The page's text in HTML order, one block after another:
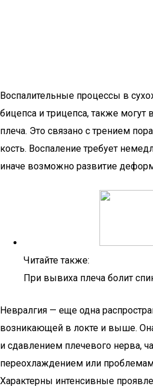
Воспалительные процессы в
бицепса и трицепса, также могут
плеча. Это связано с трением
кость. Воспаление требует
иначе возможно развитие
Читайте также:
При вывиха плеча болит
Невралгия — еще одна
возникающей в локте и выше.
и сдавлением плечевого нерва,
переохлаждением или
Характерны интенсивные